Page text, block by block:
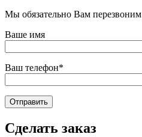
Мы обязательно Вам перезвоним
Ваше имя
Ваш телефон*
Сделать заказ